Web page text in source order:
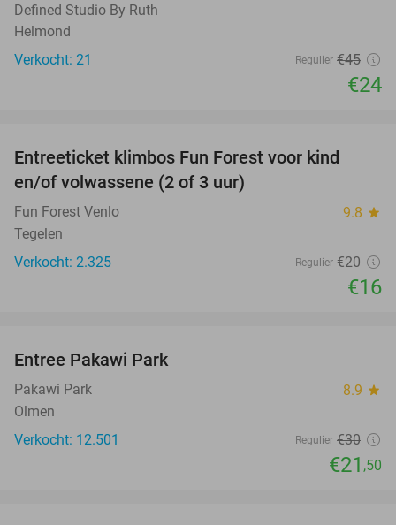
Defined Studio By Ruth
Helmond
Verkocht: 21
Regulier €45
€24
Entreeticket klimbos Fun Forest voor kind
en/of volwassene (2 of 3 uur)
Fun Forest Venlo 9.8 star
Tegelen
Verkocht: 2.325
Regulier €20
€16
Entree Pakawi Park
Pakawi Park 8.9 star
Olmen
Verkocht: 12.501
Regulier €30
€21 ,50